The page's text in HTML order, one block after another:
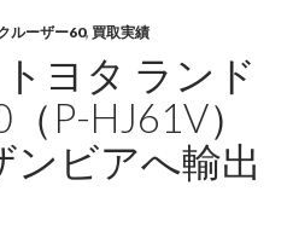
ルーザー60, 買取実績
トヨタ ランド
P-HJ61V）
ンビアへ輸出